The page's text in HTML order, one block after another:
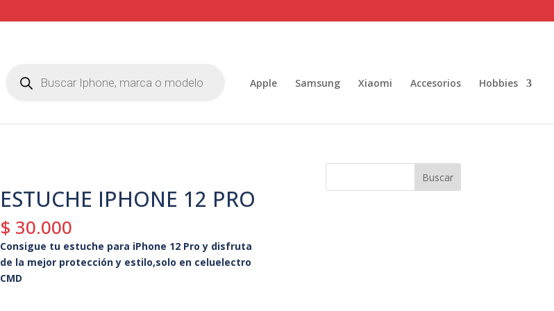
productos Apple Samsung Xiaomi Accesorios Hobbies
ESTUCHE IPHONE 12 PRO
$ 30.000
Consigue tu estuche para iPhone 12 Pro y disfruta
de la mejor protección y estilo,solo en celuelectro
CMD
Buscar